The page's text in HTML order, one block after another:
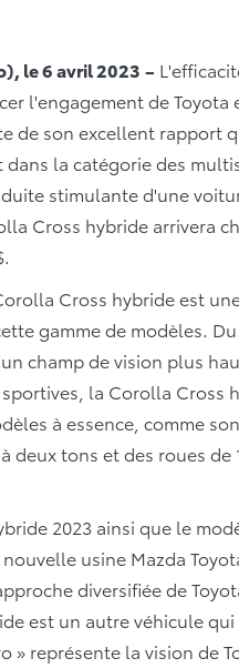
le 6 avril 2023 –
l'engagement de
de son excellent rapport
la catégorie des
stimulante d'une
Cross hybride arrivera
Cross hybride est
gamme de modèles.
champ de vision plus
la Corolla Cross
à essence, comme
deux tons et des roues
2023 ainsi que le
usine Mazda
diversifiée de
est un autre véhicule
» représente la vision de